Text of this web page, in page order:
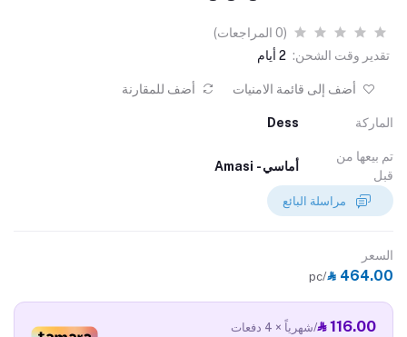
(0 المراجعات)
تقدير وقت الشحن: 2 أيام
أضف إلى قائمة الامنيات أضف للمقارنة
الماركة Dess
تم بيعها من
قبل
أماسي - Amasi
السعر
‎⃁ 464.00
/pc
‎⃁ 116.00/شهرياً × 4 دفعات